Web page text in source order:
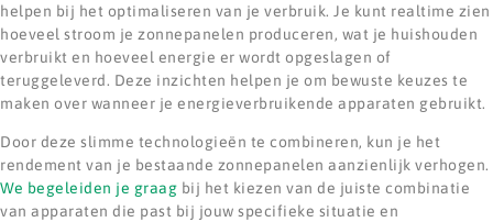
helpen bij het optimaliseren van je verbruik. Je kunt realtime zien
hoeveel stroom je zonnepanelen produceren, wat je huishouden
verbruikt en hoeveel energie er wordt opgeslagen of
teruggeleverd. Deze inzichten helpen je om bewuste keuzes te
maken over wanneer je energieverbruikende apparaten gebruikt.
Door deze slimme technologieën te combineren, kun je het
rendement van je bestaande zonnepanelen aanzienlijk verhogen.
We begeleiden je graag bij het kiezen van de juiste combinatie
van apparaten die past bij jouw specifieke situatie en